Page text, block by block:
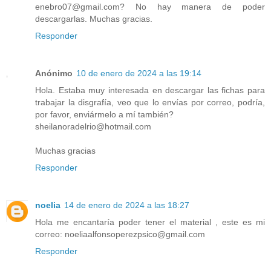
enebro07@gmail.com? No hay manera de poder
descargarlas. Muchas gracias.
Responder
Anónimo 10 de enero de 2024 a las 19:14
Hola. Estaba muy interesada en descargar las fichas para
trabajar la disgrafía, veo que lo envías por correo, podría,
por favor, enviármelo a mí también?
sheilanoradelrio@hotmail.com
Muchas gracias
Responder
noelia 14 de enero de 2024 a las 18:27
Hola me encantaría poder tener el material , este es mi
correo: noeliaalfonsoperezpsico@gmail.com
Responder